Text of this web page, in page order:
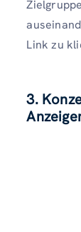
Link zu
3.